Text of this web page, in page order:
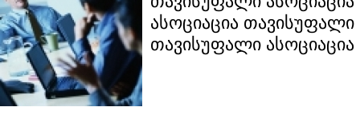
ასოციაცია თავისუფალი
თავისუფალი ასოციაცია